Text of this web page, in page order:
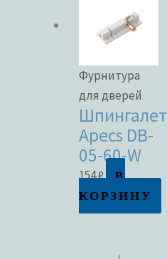
Фурнитура
для дверей
Шпингалет
Apecs DB-
05-60-W
154₽
В
КОРЗИНУ